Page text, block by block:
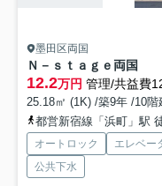
墨田区両国
Ｎ－ｓｔａｇｅ両国
12.2万円 管理/共益費
25.18㎡ (1K) /築9年 /10階
都営新宿線「浜町」駅
オートロック エレベー
公共下水